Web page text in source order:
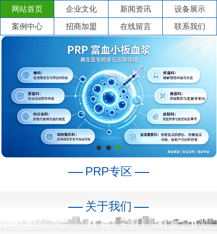
网站首页 企业文化 新闻资讯 设备展示
案例中心 招商加盟 在线留言 联系我们
PRP专区
关于我们